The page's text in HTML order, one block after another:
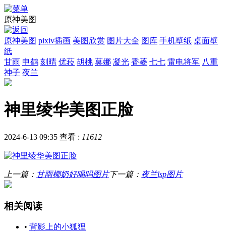
原神美图
原神美图 pixiv插画 美图欣赏 图片大全 图库 手机壁纸 桌面壁
纸
甘雨 申鹤 刻晴 优菈 胡桃 莫娜 凝光 香菱 七七 雷电将军 八重
神子 夜兰
神里绫华美图正脸
2024-6-13 09:35 查看 : 11612
上一篇： 甘雨椰奶好喝吗图片下一篇： 夜兰lsp图片
相关阅读
• 背影上的小狐狸